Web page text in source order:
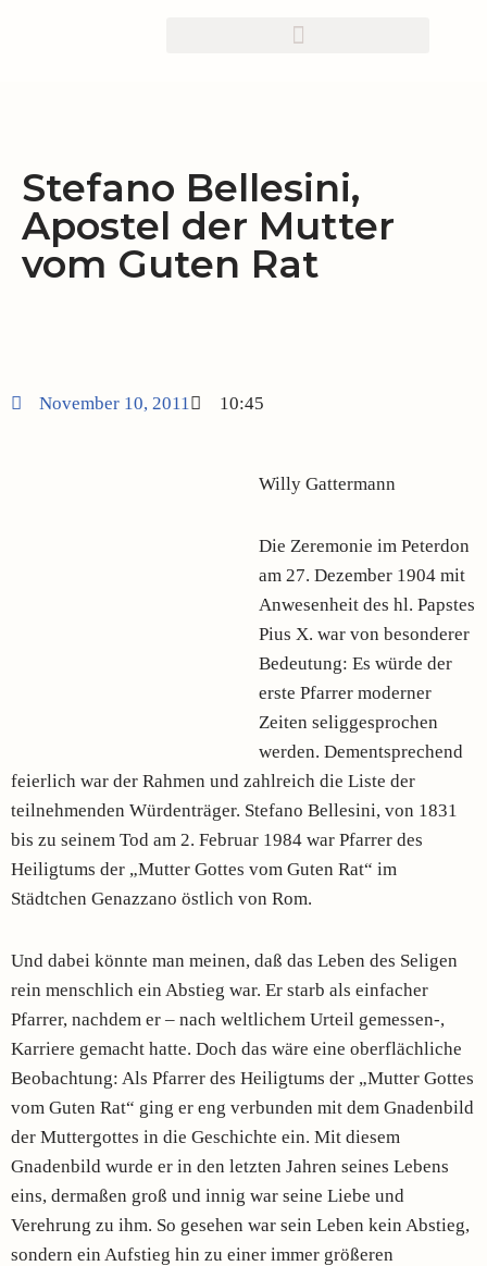
Stefano Bellesini,
Apostel der Mutter
vom Guten Rat
November 10, 2011 10:45
Willy Gattermann
Die Zeremonie im Peterdon
am 27. Dezember 1904 mit
Anwesenheit des hl. Papstes
Pius X. war von besonderer
Bedeutung: Es würde der
erste Pfarrer moderner
Zeiten seliggesprochen
werden. Dementsprechend
feierlich war der Rahmen und zahlreich die Liste der
teilnehmenden Würdenträger. Stefano Bellesini, von 1831
bis zu seinem Tod am 2. Februar 1984 war Pfarrer des
Heiligtums der „Mutter Gottes vom Guten Rat“ im
Städtchen Genazzano östlich von Rom.
Und dabei könnte man meinen, daß das Leben des Seligen
rein menschlich ein Abstieg war. Er starb als einfacher
Pfarrer, nachdem er – nach weltlichem Urteil gemessen-,
Karriere gemacht hatte. Doch das wäre eine oberflächliche
Beobachtung: Als Pfarrer des Heiligtums der „Mutter Gottes
vom Guten Rat“ ging er eng verbunden mit dem Gnadenbild
der Muttergottes in die Geschichte ein. Mit diesem
Gnadenbild wurde er in den letzten Jahren seines Lebens
eins, dermaßen groß und innig war seine Liebe und
Verehrung zu ihm. So gesehen war sein Leben kein Abstieg,
sondern ein Aufstieg hin zu einer immer größeren